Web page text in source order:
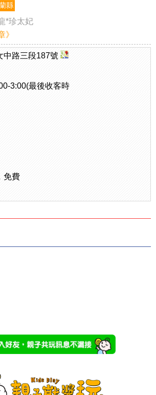
縣
*珍太妃
》
中路三段187號
3:00(最後收客時
免費